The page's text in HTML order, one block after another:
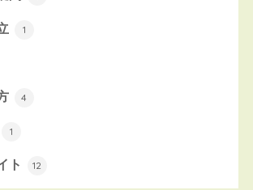
1
4
1
ト 12